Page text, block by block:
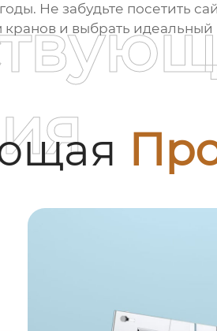
Не забудьте посетить
и выбрать